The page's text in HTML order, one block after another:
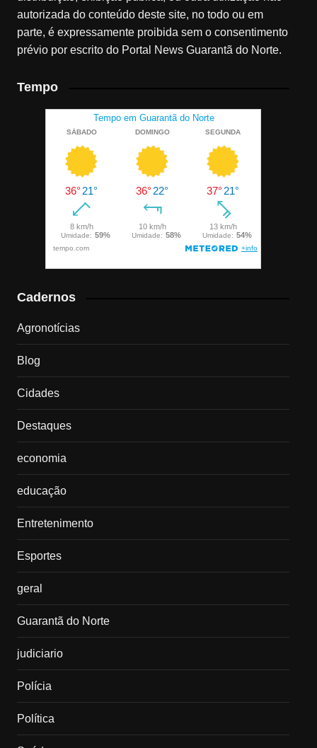
autorizada do conteúdo deste site, no todo ou em
parte, é expressamente proibida sem o consentimento
prévio por escrito do Portal News Guarantã do Norte.
Tempo
Cadernos
Agronotícias
Blog
Cidades
Destaques
economia
educação
Entretenimento
Esportes
geral
Guarantã do Norte
judiciario
Polícia
Política